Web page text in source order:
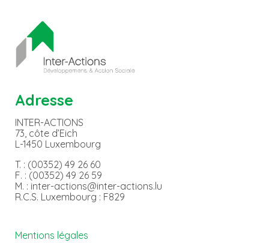
Adresse
INTER-ACTIONS
73, côte d’Eich
L-1450 Luxembourg
T. : (00352) 49 26 60
F. : (00352) 49 26 59
M. : inter-actions@inter-actions.lu
R.C.S. Luxembourg : F829
Mentions légales